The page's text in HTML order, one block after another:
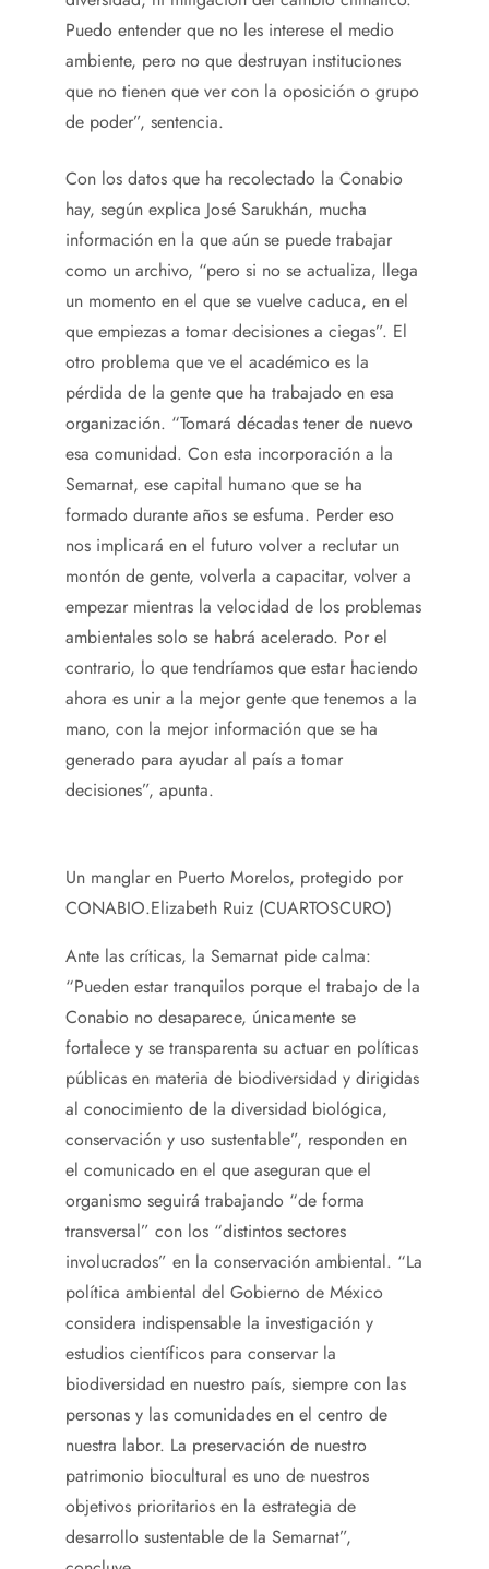
Puedo entender que no les interese el medio
ambiente, pero no que destruyan instituciones
que no tienen que ver con la oposición o grupo
de poder”, sentencia.
Con los datos que ha recolectado la Conabio
hay, según explica José Sarukhán, mucha
información en la que aún se puede trabajar
como un archivo, “pero si no se actualiza, llega
un momento en el que se vuelve caduca, en el
que empiezas a tomar decisiones a ciegas”. El
otro problema que ve el académico es la
pérdida de la gente que ha trabajado en esa
organización. “Tomará décadas tener de nuevo
esa comunidad. Con esta incorporación a la
Semarnat, ese capital humano que se ha
formado durante años se esfuma. Perder eso
nos implicará en el futuro volver a reclutar un
montón de gente, volverla a capacitar, volver a
empezar mientras la velocidad de los problemas
ambientales solo se habrá acelerado. Por el
contrario, lo que tendríamos que estar haciendo
ahora es unir a la mejor gente que tenemos a la
mano, con la mejor información que se ha
generado para ayudar al país a tomar
decisiones”, apunta.
Un manglar en Puerto Morelos, protegido por
CONABIO.Elizabeth Ruiz (CUARTOSCURO)
Ante las críticas, la Semarnat pide calma:
“Pueden estar tranquilos porque el trabajo de la
Conabio no desaparece, únicamente se
fortalece y se transparenta su actuar en políticas
públicas en materia de biodiversidad y dirigidas
al conocimiento de la diversidad biológica,
conservación y uso sustentable”, responden en
el comunicado en el que aseguran que el
organismo seguirá trabajando “de forma
transversal” con los “distintos sectores
involucrados” en la conservación ambiental. “La
política ambiental del Gobierno de México
considera indispensable la investigación y
estudios científicos para conservar la
biodiversidad en nuestro país, siempre con las
personas y las comunidades en el centro de
nuestra labor. La preservación de nuestro
patrimonio biocultural es uno de nuestros
objetivos prioritarios en la estrategia de
desarrollo sustentable de la Semarnat”,